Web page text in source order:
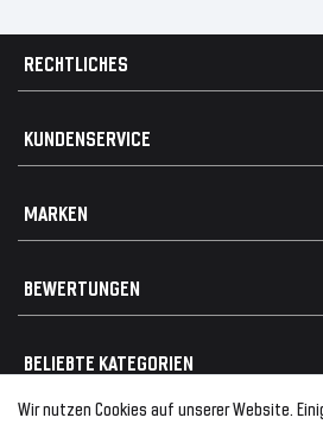
Wir nutzen Cookies auf unserer Website.
RECHTLICHES
Widerrufsrecht
Vertrag widerrufen
Elektro- / Altteilentsorgung
KUNDENSERVICE
MARKEN
Geeignet für Mercedes
BEWERTUNGEN
BELIEBTE KATEGORIEN